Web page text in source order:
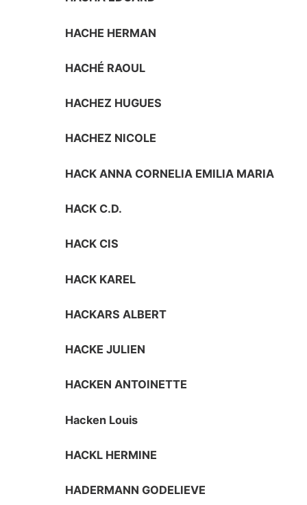
HACHE HERMAN
HACHÉ RAOUL
HACHEZ HUGUES
HACHEZ NICOLE
HACK ANNA CORNELIA EMILIA MARIA
HACK C.D.
HACK CIS
HACK KAREL
HACKARS ALBERT
HACKE JULIEN
HACKEN ANTOINETTE
Hacken Louis
HACKL HERMINE
HADERMANN GODELIEVE